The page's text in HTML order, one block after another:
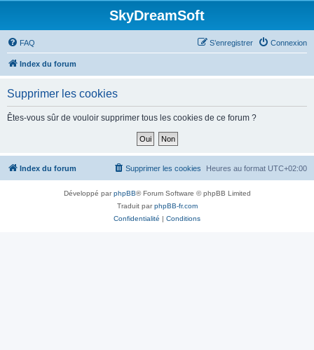
SkyDreamSoft
FAQ Connexion
S’enregistrer
Index du forum
Supprimer les cookies
Êtes-vous sûr de vouloir supprimer tous les cookies de ce forum ?
Index du forum Heures au format UTC+02:00
Supprimer les cookies
Développé parphpBB® Forum Software © phpBB Limited
Traduit parphpBB-fr.com
Confidentialité | Conditions